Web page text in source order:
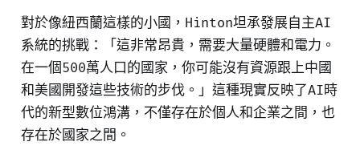
對於像紐西蘭這樣的小國，Hinton坦承發展自主AI
系統的挑戰：「這非常昂貴，需要大量硬體和電力。
在一個500萬人口的國家，你可能沒有資源跟上中國
和美國開發這些技術的步伐。」這種現實反映了AI時
代的新型數位鴻溝，不僅存在於個人和企業之間，也
存在於國家之間。